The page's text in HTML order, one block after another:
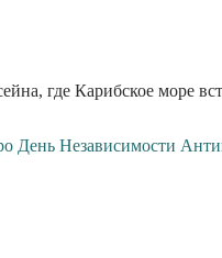
где Карибское море
День Независимости